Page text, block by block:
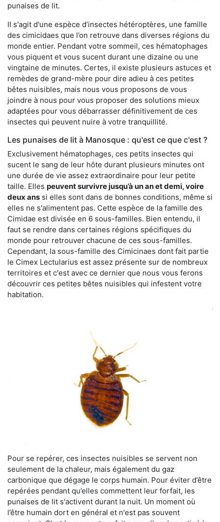
punaises de lit.
Il s'agit d'une espèce d’insectes hétéroptères, une famille
des cimicidaes que l’on retrouve dans diverses régions du
monde entier. Pendant votre sommeil, ces hématophages
vous piquent et vous sucent durant une dizaine ou une
vingtaine de minutes. Certes, il existe plusieurs astuces et
remèdes de grand-mère pour dire adieu à ces petites
bêtes nuisibles, mais nous vous proposons de vous
joindre à nous pour vous proposer des solutions mieux
adaptées pour vous débarrasser définitivement de ces
insectes qui peuvent nuire à votre tranquillité.
Les punaises de lit à Manosque : qu'est ce que c'est ?
Exclusivement hématophages, ces petits insectes qui
sucent le sang de leur hôte durant plusieurs minutes ont
une durée de vie assez extraordinaire pour leur petite
taille. Elles peuvent survivre jusqu’à un an et demi, voire
deux ans si elles sont dans de bonnes conditions, même si
elles ne s'alimentent pas. Cette espèce de la famille des
Cimidae est divisée en 6 sous-familles. Bien entendu, il
faut se rendre dans certaines régions spécifiques du
monde pour retrouver chacune de ces sous-familles.
Cependant, la sous-famille des Cimicinaes dont fait partie
le Cimex Lectularius est assez présente sur de nombreux
territoires et c'est avec ce dernier que nous vous ferons
découvrir ces petites bêtes nuisibles qui infestent votre
habitation.
Pour se repérer, ces insectes nuisibles se servent non
seulement de la chaleur, mais également du gaz
carbonique que dégage le corps humain. Pour éviter d’être
repérées pendant qu’elles commettent leur forfait, les
punaises de lit s'activent durant la nuit. Un moment où
l’être humain dort en général et n'est pas souvent